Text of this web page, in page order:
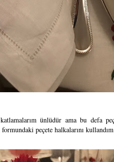
ünlüdür ama bu defa
peçete halkalarını